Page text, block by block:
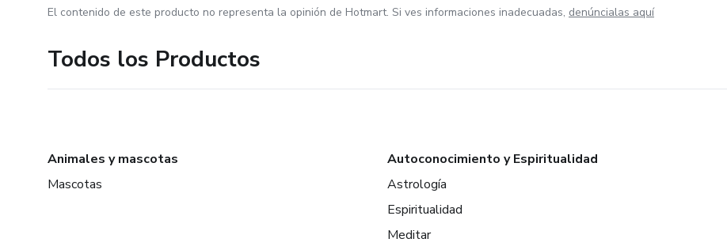
El contenido de este producto no representa la opinión de Hotmart. Si ves informaciones inadecuadas, denúncialas aquí
Todos los Productos
Animales y mascotas
Mascotas
Autoconocimiento y Espiritualidad
Astrología
Espiritualidad
Meditar